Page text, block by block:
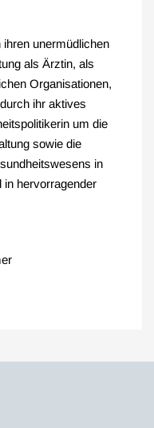
unermüdlichen
als Ärztin, als
Organisationen,
ihr aktives
um die
sowie die
in
in hervorragender